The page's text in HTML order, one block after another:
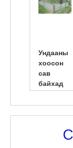
Ундааны
хоосон
сав
байхад
юм байна
л даа